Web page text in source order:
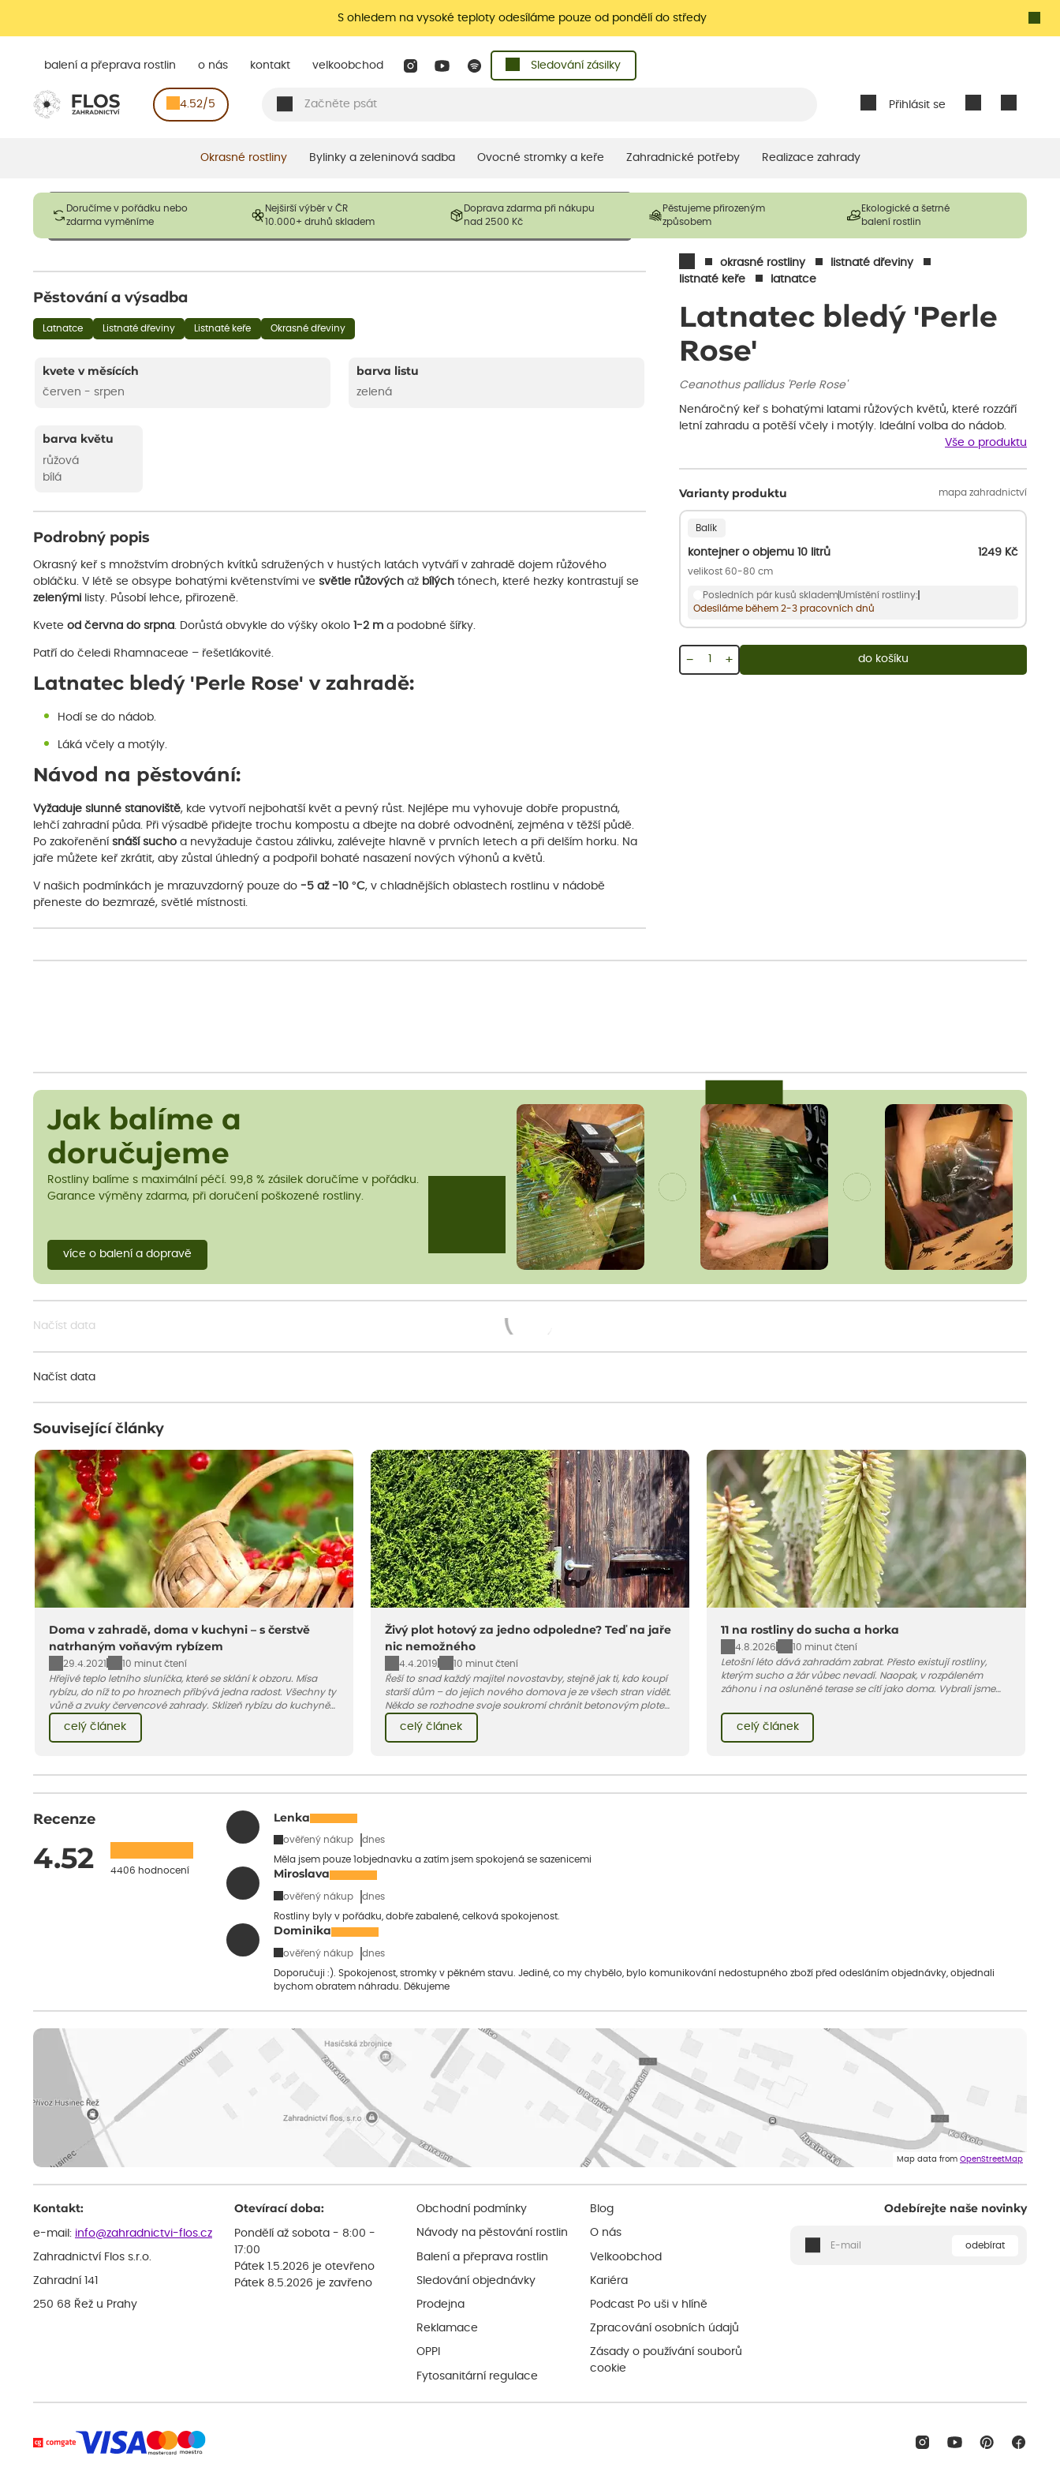
S ohledem na vysoké teploty odesíláme pouze od pondělí do středy
Přihlásit se
balení a přeprava rostlin o nás kontakt velkoobchod Sledování zásilky
4.52/5
Okrasné rostliny Bylinky a zeleninová sadba Ovocné stromky a keře Zahradnické potřeby Realizace zahrady
Doručíme v pořádku nebo
zdarma vyměníme
Nejširší výběr v ČR
10.000+ druhů skladem
Doprava zdarma při nákupu
nad 2500 Kč
Pěstujeme přirozeným
způsobem
Ekologické a šetrné
balení rostlin
okrasné rostliny
listnaté dřeviny
listnaté keře
latnatce
Latnatec bledý 'Perle
Rose'
Ceanothus pallidus 'Perle Rose'
Nenáročný keř s bohatými latami růžových květů, které rozzáří
letní zahradu a potěší včely i motýly. Ideální volba do nádob.
Vše o produktu
Varianty produktu mapa zahradnictví
Balík
kontejner o objemu 10 litrů 1249 Kč
velikost 60-80 cm
Posledních pár kusů sklademUmístění rostliny:
Odesíláme během 2-3 pracovních dnů
+
− do košíku
Obrázky slouží pouze pro ilustrační účely a mají reprezentovat prodávané produkty. V závislosti na sezónnosti mohou být
opadavé rostliny dodávány v dormantním stavu a bez listů. Rostliny mohou být také sestřiženy níže, než je uvedená
Pěstování a výsadba
Latnatce Listnaté dřeviny Listnaté keře Okrasné dřeviny
kvete v měsících
červen - srpen
barva listu
zelená
barva květu
růžová
bílá
Podrobný popis
Okrasný keř s množstvím drobných kvítků sdružených v hustých latách vytváří v zahradě dojem růžového
obláčku. V létě se obsype bohatými květenstvími ve světle růžových až bílých tónech, které hezky kontrastují se
zelenými listy. Působí lehce, přirozeně.
Kvete od června do srpna. Dorůstá obvykle do výšky okolo 1-2 m a podobné šířky.
Patří do čeledi Rhamnaceae – řešetlákovité.
Latnatec bledý 'Perle Rose' v zahradě:
Hodí se do nádob.
Láká včely a motýly.
Návod na pěstování:
Vyžaduje slunné stanoviště, kde vytvoří nejbohatší květ a pevný růst. Nejlépe mu vyhovuje dobře propustná,
lehčí zahradní půda. Při výsadbě přidejte trochu kompostu a dbejte na dobré odvodnění, zejména v těžší půdě.
Po zakořenění snáší sucho a nevyžaduje častou zálivku, zalévejte hlavně v prvních letech a při delším horku. Na
jaře můžete keř zkrátit, aby zůstal úhledný a podpořil bohaté nasazení nových výhonů a květů.
V našich podmínkách je mrazuvzdorný pouze do -5 až -10 °C, v chladnějších oblastech rostlinu v nádobě
přeneste do bezmrazé, světlé místnosti.
Jak balíme a
doručujeme
Rostliny balíme s maximální péčí. 99,8 % zásilek doručíme v pořádku.
Garance výměny zdarma, při doručení poškozené rostliny.
více o balení a dopravě
Načíst data
Načíst data
Související články
Doma v zahradě, doma v kuchyni – s čerstvě
natrhaným voňavým rybízem
29.4.2021
10 minut čtení
Hřejivé teplo letního sluníčka, které se sklání k obzoru. Mísa
rybízu, do níž to po hroznech přibývá jedna radost. Všechny ty
vůně a zvuky červencové zahrady. Sklizeň rybízu do kuchyně
vnese neuvěřitelný klid a radost. A taky trochu bezstarostnosti
dětství při mlsání babiččina drobenkového koláče s rybízem.
celý článek
Živý plot hotový za jedno odpoledne? Teď na jaře
nic nemožného
4.4.2019
10 minut čtení
Řeší to snad každý majitel novostavby, stejně jak ti, kdo koupí
starší dům – do jejich nového domova je ze všech stran vidět.
Někdo se rozhodne svoje soukromí chránit betonovým plotem,
jiní se spokojí s rákosem, který dají na klasický drátěný nebo
dřevěný plot. Lidé, kteří mají rádi zeleň, nedají dopustit na živý
plot. Kdo má ale čekat, než vyroste?
celý článek
11 na rostliny do sucha a horka
4.8.2026
10 minut čtení
Letošní léto dává zahradám zabrat. Přesto existují rostliny,
kterým sucho a žár vůbec nevadí. Naopak, v rozpáleném
záhonu i na osluněné terase se cítí jako doma. Vybrali jsme
léto bez pravidelné zálivky. Pojďme se podívat, které to jsou.
celý článek
Recenze
4.52 4406 hodnocení
Lenka
ověřený nákup dnes
Měla jsem pouze 1objednavku a zatím jsem spokojená se sazenicemi
Miroslava
ověřený nákup dnes
Rostliny byly v pořádku, dobře zabalené, celková spokojenost.
Dominika
ověřený nákup dnes
Doporučuji :). Spokojenost, stromky v pěkném stavu. Jediné, co my chybělo, bylo komunikování nedostupného zboží před odesláním objednávky, objednali
bychom obratem náhradu. Děkujeme
Map data from OpenStreetMap
Kontakt:
e-mail: info@zahradnictvi-flos.cz
Zahradnictví Flos s.r.o.
Zahradní 141
250 68 Řež u Prahy
Otevírací doba:
Pondělí až sobota - 8:00 -
17:00
Pátek 1.5.2026 je otevřeno
Pátek 8.5.2026 je zavřeno
Obchodní podmínky
Návody na pěstování rostlin
Balení a přeprava rostlin
Sledování objednávky
Prodejna
Reklamace
OPPI
Fytosanitární regulace
Blog
O nás
Velkoobchod
Kariéra
Podcast Po uši v hlíně
Zpracování osobních údajů
Zásady o používání souborů
cookie
Odebírejte naše novinky
odebírat